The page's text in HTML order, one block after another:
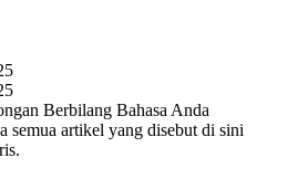
semua artikel yang disebut di sini